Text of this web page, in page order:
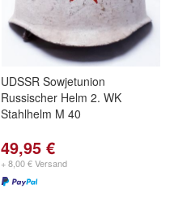
UDSSR Sowjetunion
Russischer Helm 2. WK
Stahlhelm M 40
49,95 €
+ 8,00 € Versand